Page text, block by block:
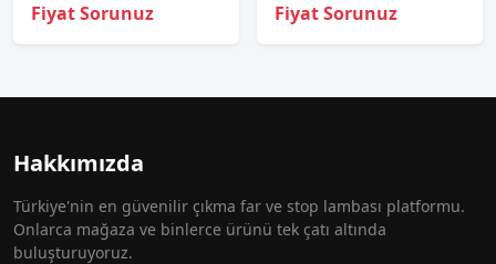
Fiyat Sorunuz Fiyat Sorunuz
Hakkımızda
Türkiye'nin en güvenilir çıkma far ve stop lambası platformu.
Onlarca mağaza ve binlerce ürünü tek çatı altında
buluşturuyoruz.